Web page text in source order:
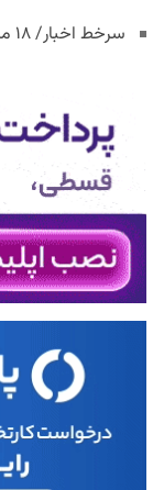
سرخط اخبار/ ۱۸ مرداد ۱۴۰۵